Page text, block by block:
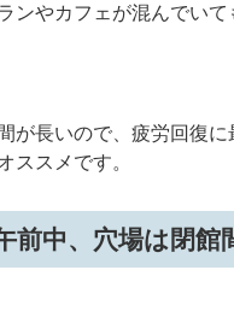
ンやカフェが混んでい
が長いので、疲労回復
ススメです。
前中、穴場は閉館